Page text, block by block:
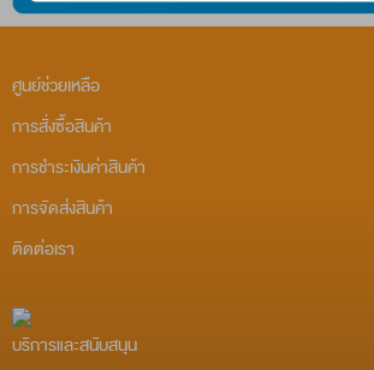
ศูนย์ช่วยเหลือ
การสั่งซื้อสินค้า
การชำระเงินค่าสินค้า
การจัดส่งสินค้า
ติดต่อเรา
บริการและสนับสนุน
ทั้งนี้ ท่านสามารถดูรายละเอียดเกี่ยวกับ